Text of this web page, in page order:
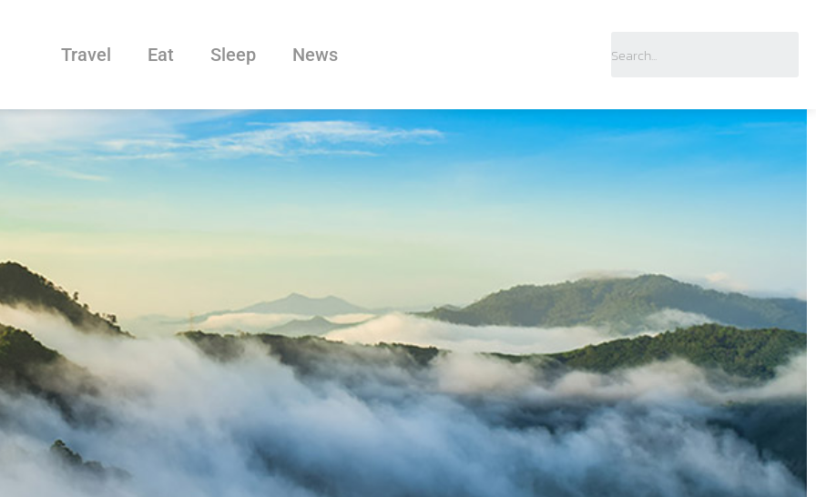
Travel Eat Sleep News